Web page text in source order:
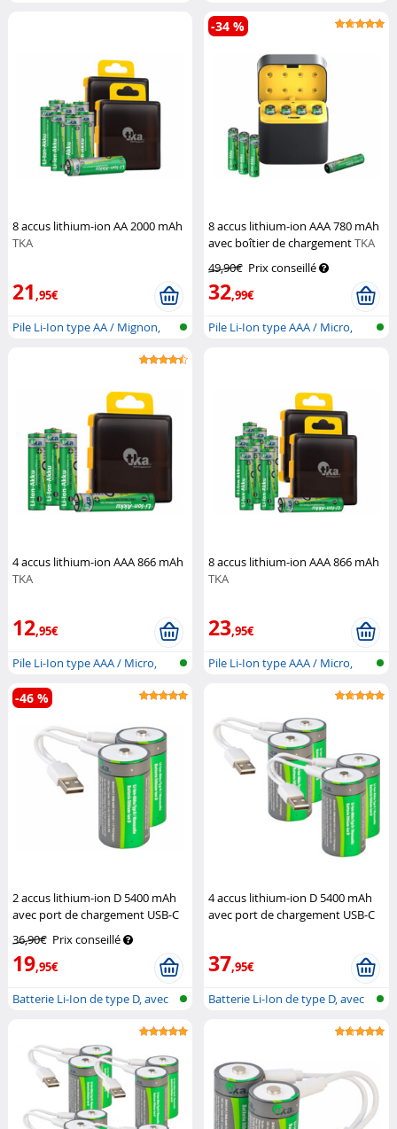
avec...
8 accus lithium-ion AA 2000 mAh
TKA
21,95€
Pile Li-Ion type AA / Mignon,
8 accus lithium-ion AAA 780 mAh
avec boîtier de chargementTKA
49,90€ Prix conseillé
32,99€
-34 %
Pile Li-Ion type AAA / Micro,
4 accus lithium-ion AAA 866 mAh
TKA
12,95€
Pile Li-Ion type AAA / Micro,
avec...
8 accus lithium-ion AAA 866 mAh
TKA
23,95€
Pile Li-Ion type AAA / Micro,
2 accus lithium-ion D 5400 mAh
avec port de chargement USB-C
36,90€ Prix conseillé
19,95€
-46 %
Batterie Li-Ion de type D, avec
4 accus lithium-ion D 5400 mAh
avec port de chargement USB-C
37,95€
Batterie Li-Ion de type D, avec